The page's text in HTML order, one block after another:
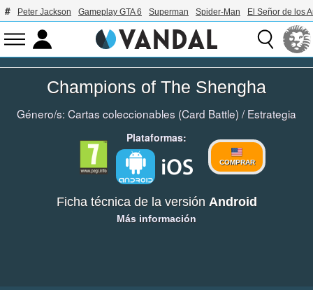
Peter Jackson Gameplay GTA 6 Superman Spider-Man El Señor de los
Champions of The Shengha
Género/s: Cartas coleccionables (Card Battle) /Estrategia
Plataformas:
COMPRAR
Ficha técnica de la versión Android
Más información